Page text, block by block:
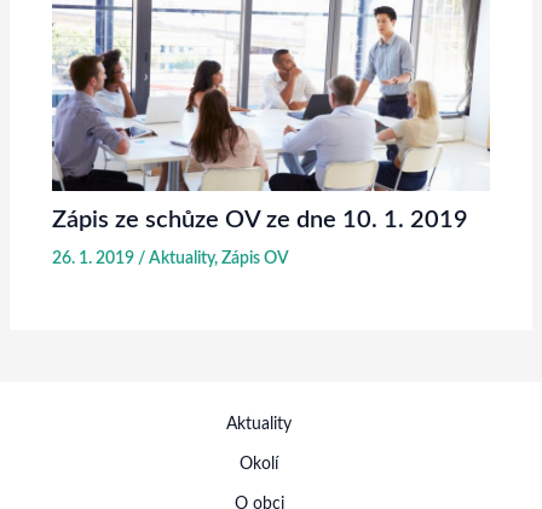
Zápis ze schůze OV ze dne 10. 1. 2019
26. 1. 2019 / Aktuality, Zápis OV
Aktuality
Okolí
O obci